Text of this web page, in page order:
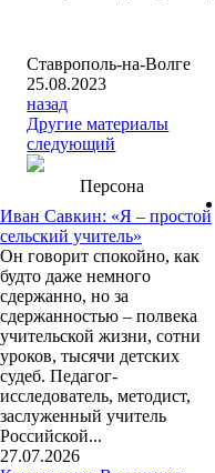
Ставрополь-на-Волге
25.08.2023
назад
Другие материалы
следующий
Персона
Иван Савкин: «Я – простой
сельский учитель»
Он говорит спокойно, как
будто даже немного
сдержанно, но за
сдержанностью – полвека
учительской жизни, сотни
уроков, тысячи детских
судеб. Педагог-
исследователь, методист,
заслуженный учитель
Российской...
27.07.2026